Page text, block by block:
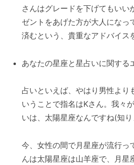
さんはグレードを下げてもいい
ゼントをあげた方が大人になっ
済むという、貴重なアドバイス
あなたの星座と星占いに関する
占いといえば、やはり男性より
いうことで指名はKさん。我々
いは、太陽星座なんですね(知り
今、女性の間で月星座が流行っ
んは太陽星座は山羊座で、月星